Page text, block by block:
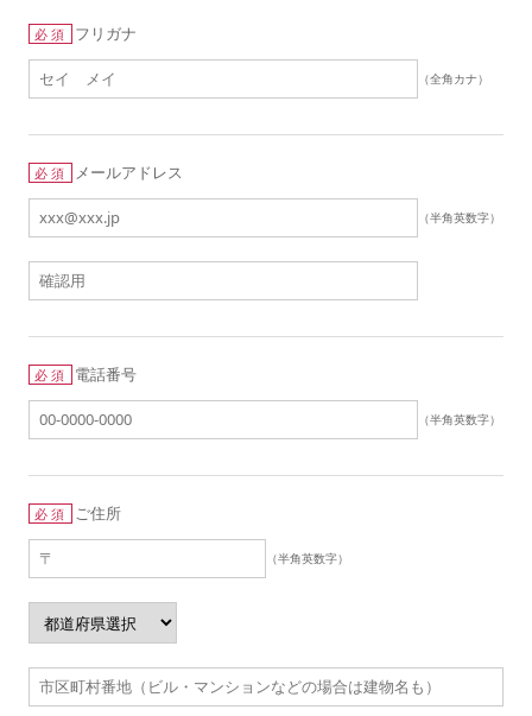
必須 フリガナ
（全角カナ）
必須 メールアドレス
（半角英数字）
必須 電話番号
（半角英数字）
必須 ご住所
（半角英数字）